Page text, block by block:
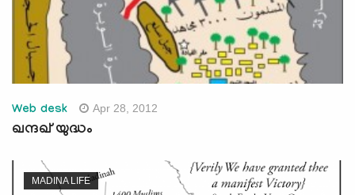
Web desk Apr 28, 2012
ഖന്ദഖ് യുദ്ധം
MADINA LIFE